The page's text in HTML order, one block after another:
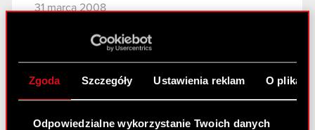
Zgoda Szczegóły Ustawienia reklam O
Odpowiedzialne wykorzystanie Twoich danych
31 marca 2008
Wniosek do Sądu Rejonowego w
Warszawie o odroczenie posiedzenia
Sądu
Raport bieżący nr 36/2008